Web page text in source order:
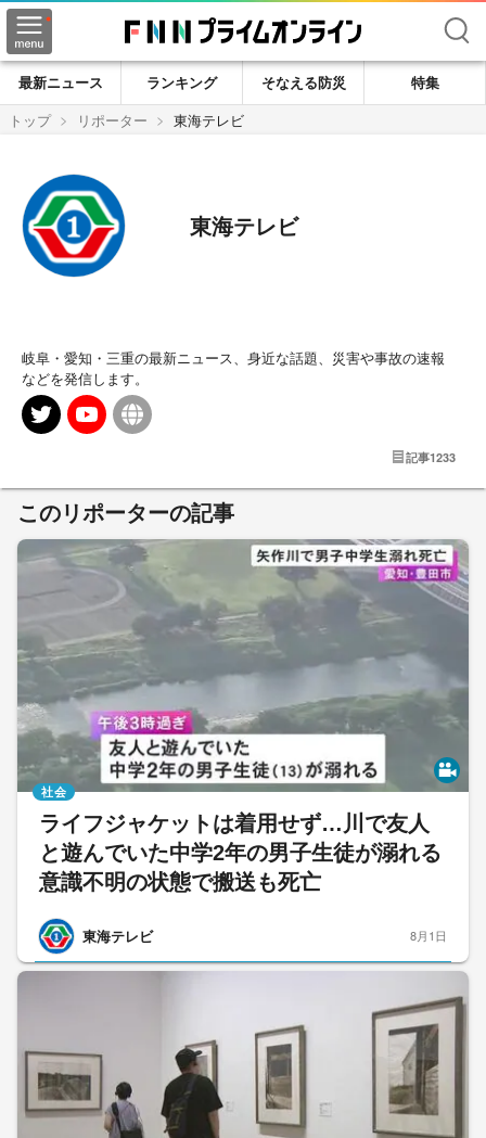
検索
最新ニュース ランキング そなえる防災
特集
トップ
リポーター 東海テレビ
東海テレビ
岐阜・愛知・三重の最新ニュース、身近な話題、災害や事故の速報
などを発信します。
記事1233
このリポーターの記事
ライフジャケットは着用せず…川で友人
と遊んでいた中学2年の男子生徒が溺れる
意識不明の状態で搬送も死亡
東海テレビ
社会
8月1日